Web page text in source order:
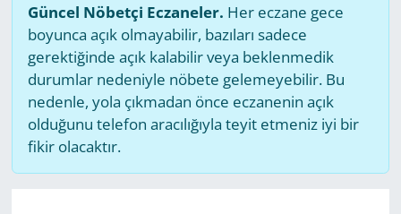
Güncel Nöbetçi Eczaneler. Her eczane gece
boyunca açık olmayabilir, bazıları sadece
gerektiğinde açık kalabilir veya beklenmedik
durumlar nedeniyle nöbete gelemeyebilir. Bu
nedenle, yola çıkmadan önce eczanenin açık
olduğunu telefon aracılığıyla teyit etmeniz iyi bir
fikir olacaktır.
MAGAZİN
POLİTİKA
RESMİ İLANLAR
SAĞLIK